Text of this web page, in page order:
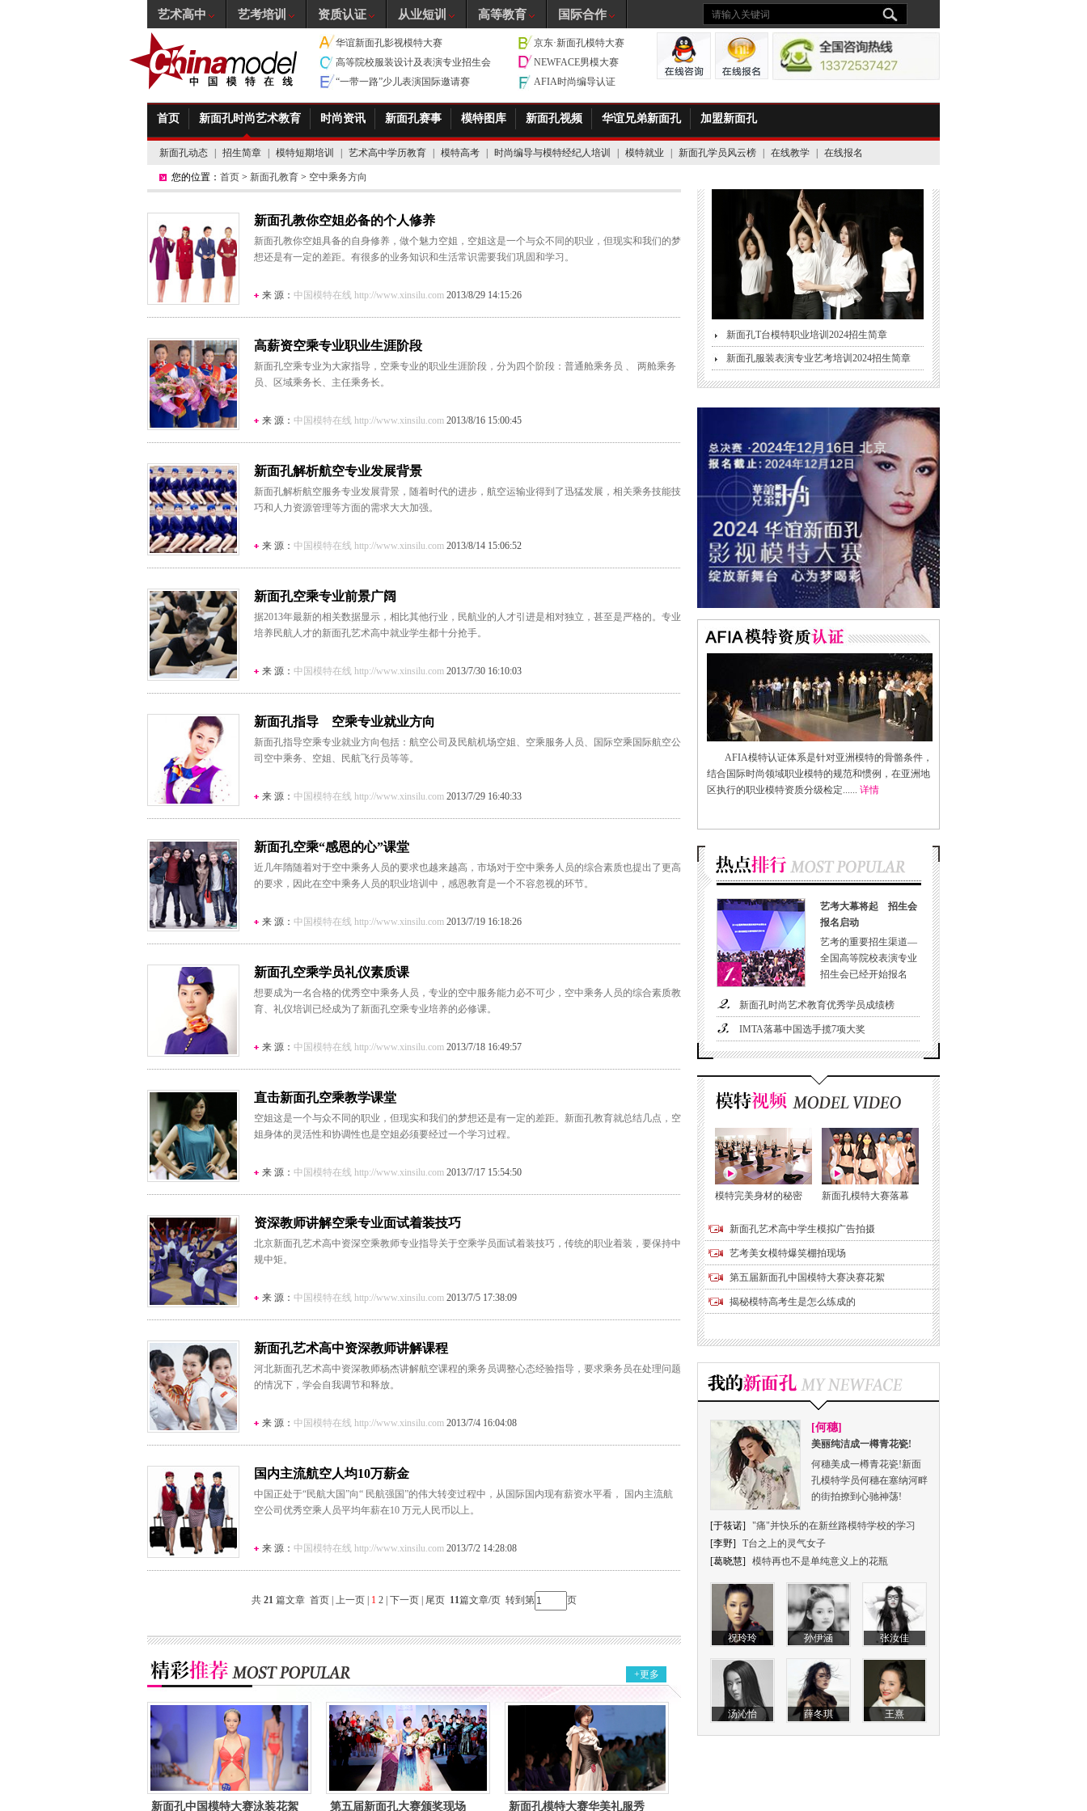
华谊新面孔影视模特大赛
京东·新面孔模特大赛
高等院校服装设计及表演专业招生会
NEWFACE男模大赛
“一带一路”少儿表演国际邀请赛
AFIA时尚编导认证
首页 新面孔时尚艺术教育 时尚资讯 新面孔赛事 模特图库 新面孔视频 华谊兄弟新面孔 加盟新面孔
新面孔动态 招生简章 模特短期培训 艺术高中学历教育 模特高考 时尚编导与模特经纪人培训 模特就业 新面孔学员风云榜 在线教学 在线报名
您的位置： 首页 > 新面孔教育 > 空中乘务方向
新面孔教你空姐必备的个人修养
新面孔教你空姐具备的自身修养，做个魅力空姐，空姐这是一个与众不同的职业，但现实和我们的梦
想还是有一定的差距。有很多的业务知识和生活常识需要我们巩固和学习。
来 源： 中国模特在线 http://www.xinsilu.com 2013/8/29 14:15:26
高薪资空乘专业职业生涯阶段
新面孔空乘专业为大家指导，空乘专业的职业生涯阶段，分为四个阶段：普通舱乘务员 、 两舱乘务
员、区域乘务长、主任乘务长。
来 源： 中国模特在线 http://www.xinsilu.com 2013/8/16 15:00:45
新面孔解析航空专业发展背景
新面孔解析航空服务专业发展背景，随着时代的进步，航空运输业得到了迅猛发展，相关乘务技能技
巧和人力资源管理等方面的需求大大加强。
来 源： 中国模特在线 http://www.xinsilu.com 2013/8/14 15:06:52
新面孔空乘专业前景广阔
据2013年最新的相关数据显示，相比其他行业，民航业的人才引进是相对独立，甚至是严格的。专业
培养民航人才的新面孔艺术高中就业学生都十分抢手。
来 源： 中国模特在线 http://www.xinsilu.com 2013/7/30 16:10:03
新面孔指导 空乘专业就业方向
新面孔指导空乘专业就业方向包括：航空公司及民航机场空姐、空乘服务人员、国际空乘国际航空公
司空中乘务、空姐、民航飞行员等等。
来 源： 中国模特在线 http://www.xinsilu.com 2013/7/29 16:40:33
新面孔空乘“感恩的心”课堂
近几年隋随着对于空中乘务人员的要求也越来越高，市场对于空中乘务人员的综合素质也提出了更高
的要求，因此在空中乘务人员的职业培训中，感恩教育是一个不容忽视的环节。
来 源： 中国模特在线 http://www.xinsilu.com 2013/7/19 16:18:26
新面孔空乘学员礼仪素质课
想要成为一名合格的优秀空中乘务人员，专业的空中服务能力必不可少，空中乘务人员的综合素质教
育、礼仪培训已经成为了新面孔空乘专业培养的必修课。
来 源： 中国模特在线 http://www.xinsilu.com 2013/7/18 16:49:57
直击新面孔空乘教学课堂
空姐这是一个与众不同的职业，但现实和我们的梦想还是有一定的差距。新面孔教育就总结几点，空
姐身体的灵活性和协调性也是空姐必须要经过一个学习过程。
来 源： 中国模特在线 http://www.xinsilu.com 2013/7/17 15:54:50
资深教师讲解空乘专业面试着装技巧
北京新面孔艺术高中资深空乘教师专业指导关于空乘学员面试着装技巧，传统的职业着装，要保持中
规中矩。
来 源： 中国模特在线 http://www.xinsilu.com 2013/7/5 17:38:09
新面孔艺术高中资深教师讲解课程
河北新面孔艺术高中资深教师杨杰讲解航空课程的乘务员调整心态经验指导，要求乘务员在处理问题
的情况下，学会自我调节和释放。
来 源： 中国模特在线 http://www.xinsilu.com 2013/7/4 16:04:08
国内主流航空人均10万薪金
中国正处于“民航大国”向“ 民航强国”的伟大转变过程中，从国际国内现有薪资水平看， 国内主流航
空公司优秀空乘人员平均年薪在10 万元人民币以上。
来 源： 中国模特在线 http://www.xinsilu.com 2013/7/2 14:28:08
共 21 篇文章 首页 | 上一页 | 1 2 | 下一页 | 尾页 11篇文章/页 转到第 页
+更多
新面孔中国模特大赛泳装花絮 第五届新面孔大赛颁奖现场 新面孔模特大赛华美礼服秀
新面孔T台模特职业培训2024招生简章
新面孔服装表演专业艺考培训2024招生简章
AFIA模特认证体系是针对亚洲模特的骨骼条件，
结合国际时尚领域职业模特的规范和惯例，在亚洲地
区执行的职业模特资质分级检定...... 详情
艺考大幕将起 招生会
报名启动
艺考的重要招生渠道—
全国高等院校表演专业
招生会已经开始报名
新面孔时尚艺术教育优秀学员成绩榜
IMTA落幕中国选手揽7项大奖
模特完美身材的秘密 新面孔模特大赛落幕
新面孔艺术高中学生模拟广告拍摄
艺考美女模特爆笑棚拍现场
第五届新面孔中国模特大赛决赛花絮
揭秘模特高考生是怎么练成的
[何穗]
美丽纯洁成一樽青花瓷!
何穗美成一樽青花瓷!新面
孔模特学员何穗在塞纳河畔
的街拍撩到心驰神荡!
[于筱诺]
"痛"并快乐的在新丝路模特学校的学习
[李野]
T台之上的灵气女子
[葛晓慧]
模特再也不是单纯意义上的花瓶
祝玲玲 孙伊涵 张汝佳
汤沁怡 薛冬琪 王熹
艺术高中 艺考培训 资质认证 从业短训 高等教育 国际合作